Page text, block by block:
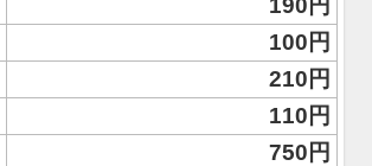
190円
100円
210円
110円
750円